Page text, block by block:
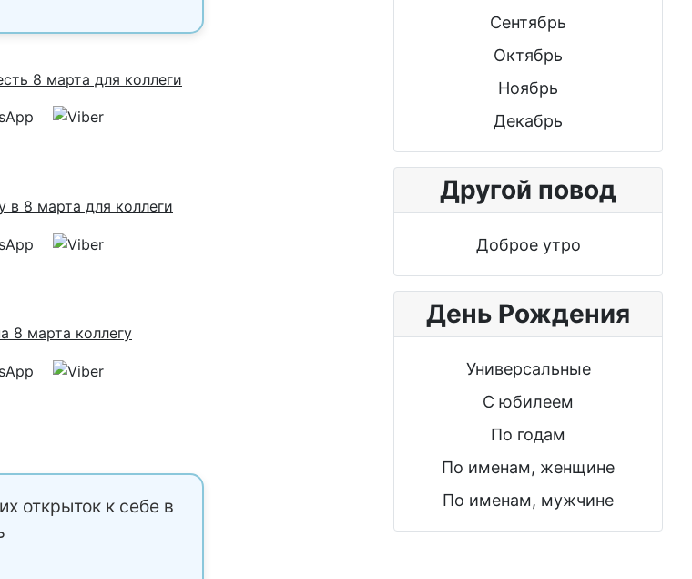
открыток к себе в
Сентябрь
Октябрь
Ноябрь
Декабрь
Другой повод
Доброе утро
День Рождения
Универсальные
С юбилеем
По годам
По именам, женщине
По именам, мужчине